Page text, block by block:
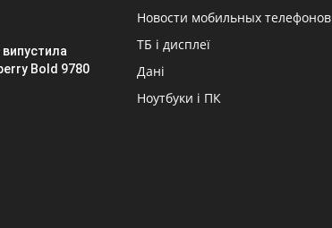
Bold 9780
Новости мобильных телефонов
ТБ і дисплеї
Дані
Ноутбуки і ПК